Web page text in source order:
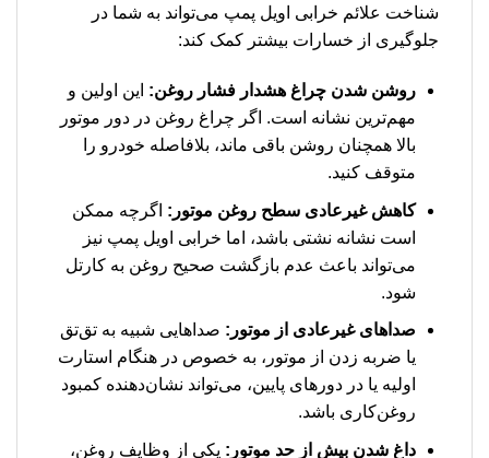
شناخت علائم خرابی اویل پمپ می‌تواند به شما در
جلوگیری از خسارات بیشتر کمک کند:
روشن شدن چراغ هشدار فشار روغن: این اولین و
مهم‌ترین نشانه است. اگر چراغ روغن در دور موتور
بالا همچنان روشن باقی ماند، بلافاصله خودرو را
متوقف کنید.
کاهش غیرعادی سطح روغن موتور: اگرچه ممکن
است نشانه نشتی باشد، اما خرابی اویل پمپ نیز
می‌تواند باعث عدم بازگشت صحیح روغن به کارتل
شود.
صداهای غیرعادی از موتور: صداهایی شبیه به تق‌تق
یا ضربه زدن از موتور، به خصوص در هنگام استارت
اولیه یا در دورهای پایین، می‌تواند نشان‌دهنده کمبود
روغن‌کاری باشد.
داغ شدن بیش از حد موتور: یکی از وظایف روغن،